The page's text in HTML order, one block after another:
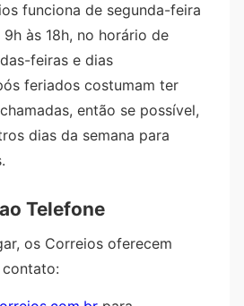
funciona de segunda-feira
às 18h, no horário de
feiras e dias
feriados costumam ter
então se possível,
dias da semana para
Telefone
os Correios oferecem